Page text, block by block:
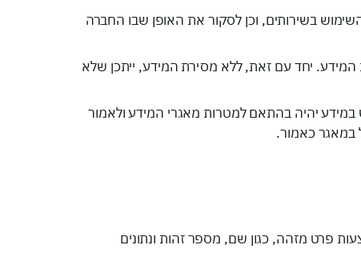
בשירותים, וכן לסקור את האופן שבו החברה
יחד עם זאת, ללא מסירת המידע, ייתכן שלא
יהיה בהתאם למטרות מאגרי המידע ולאמור
במאגר כאמור.
פרט מזהה, כגון שם, מספר זהות ונתונים